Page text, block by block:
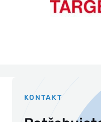
KONTAKT